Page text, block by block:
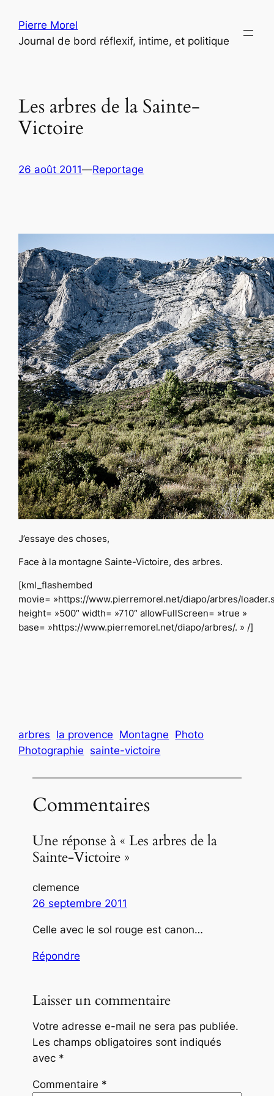
contenu
Pierre Morel
Journal de bord réflexif, intime, et politique
Les arbres de la Sainte-
Victoire
26 août 2011—Reportage
J’essaye des choses,
Face à la montagne Sainte-Victoire, des arbres.
[kml_flashembed
movie= »https://www.pierremorel.net/diapo/arbres/
height= »500″ width= »710″ allowFullScreen= »true »
base= »https://www.pierremorel.net/diapo/arbres/. » /]
arbres la provence Montagne Photo
Photographie sainte-victoire
Commentaires
Une réponse à « Les arbres de la
Sainte-Victoire »
clemence
26 septembre 2011
Celle avec le sol rouge est canon…
Répondre
Laisser un commentaire
Votre adresse e-mail ne sera pas publiée.
Les champs obligatoires sont indiqués
avec *
Commentaire *